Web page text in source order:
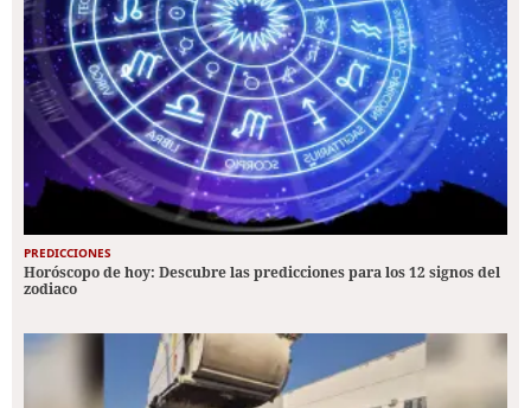
PREDICCIONES
Horóscopo de hoy: Descubre las predicciones para los 12 signos del
zodiaco